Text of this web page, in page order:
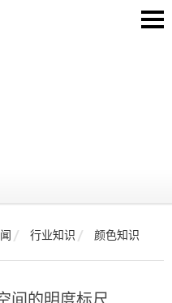
行业知识 颜色知识